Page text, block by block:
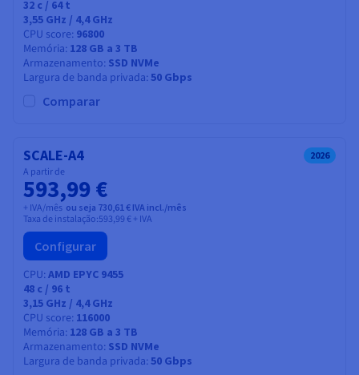
32 c / 64t
3,55 GHz / 4,4 GHz
CPU score 96800
Memória 128 GB a 3 TB
Armazenamento SSD NVMe
Largura de banda privada 50 Gbps
Comparar
SCALE-A4 2026
A partir de
593,99 €
+ IVA/mês ou seja 730,61 € IVA incl./mês
Taxa de instalação:593,99 € + IVA
Configurar
CPU AMD EPYC 9455
48 c / 96 t
3,15 GHz / 4,4 GHz
CPU score 116000
Memória 128 GB a 3 TB
Armazenamento SSD NVMe
Largura de banda privada 50 Gbps